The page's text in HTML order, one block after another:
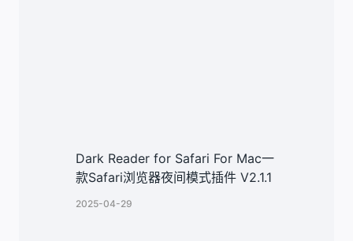
Dark Reader for Safari For Mac一
款Safari浏览器夜间模式插件 V2.1.1
2025-04-29